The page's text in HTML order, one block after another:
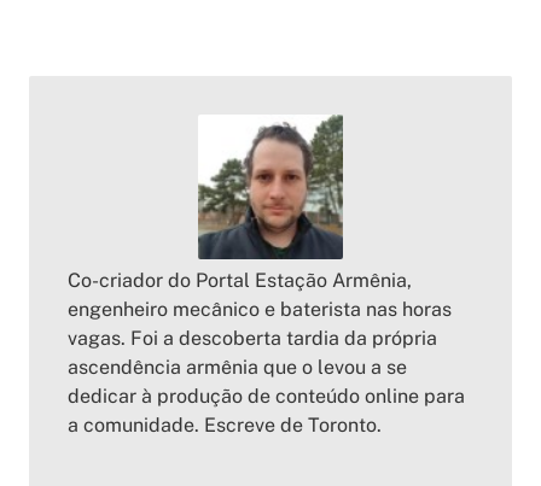
Co-criador do Portal Estação Armênia,
engenheiro mecânico e baterista nas horas
vagas. Foi a descoberta tardia da própria
ascendência armênia que o levou a se
dedicar à produção de conteúdo online para
a comunidade. Escreve de Toronto.